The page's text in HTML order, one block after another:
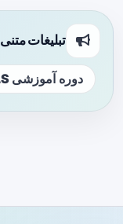
تبلیغات متنی
دوره آموزشی ATLS